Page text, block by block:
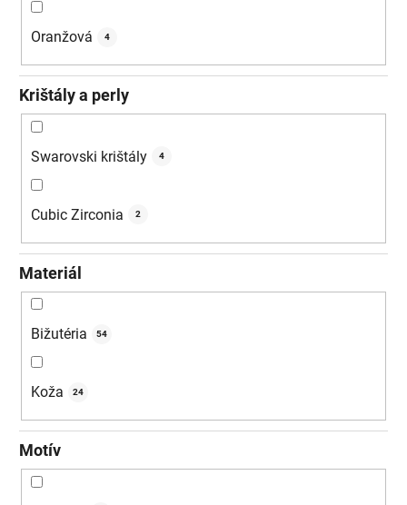
Oranžová 4
Krištály a perly
Swarovski krištály 4
Cubic Zirconia 2
Materiál
Bižutéria 54
Koža 24
Motív